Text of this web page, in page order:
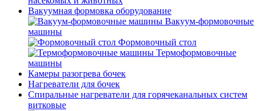
Вакуумная формовка оборудование
Вакуум-формовочные
машины
Формовочный стол
Термоформовочные
машины
Камеры разогрева бочек
Нагреватели для бочек
Спиральные нагреватели для горячеканальных систем
витковые